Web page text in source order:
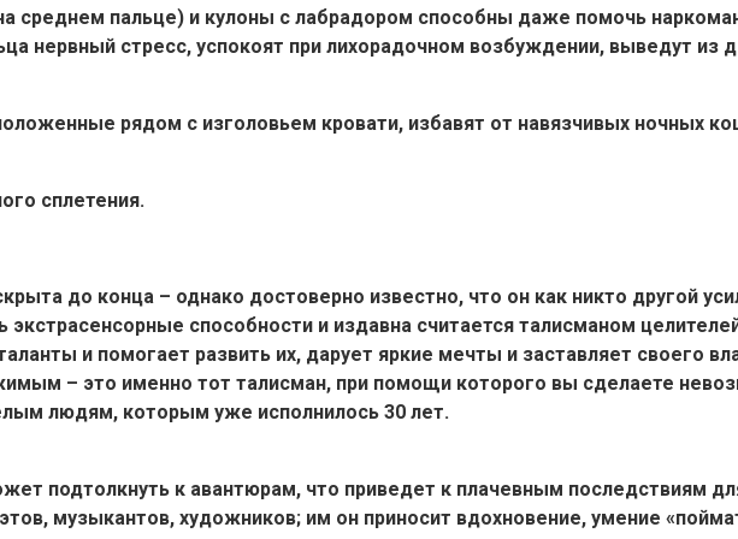
среднем пальце) и кулоны с лабрадором способны даже помочь
нервный стресс, успокоят при лихорадочном возбуждении, выведут из
рядом с изголовьем кровати, избавят от навязчивых ночных
сплетения.
до конца – однако достоверно известно, что он как никто другой
экстрасенсорные способности и издавна считается талисманом
и помогает развить их, дарует яркие мечты и заставляет своего
– это именно тот талисман, при помощи которого вы сделаете
людям, которым уже исполнилось 30 лет.
подтолкнуть к авантюрам, что приведет к плачевным последствиям
музыкантов, художников; им он приносит вдохновение, умение